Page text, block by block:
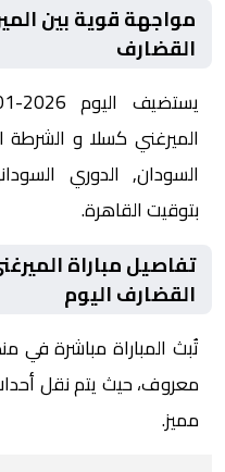
مواجهة قوية بين
القضارف
الميرغني كسلا و
بتوقيت القاهرة.
تفاصيل مباراة
القضارف اليوم
تُبث المباراة مباشرة في
معروف، حيث يتم نقل
مميز.